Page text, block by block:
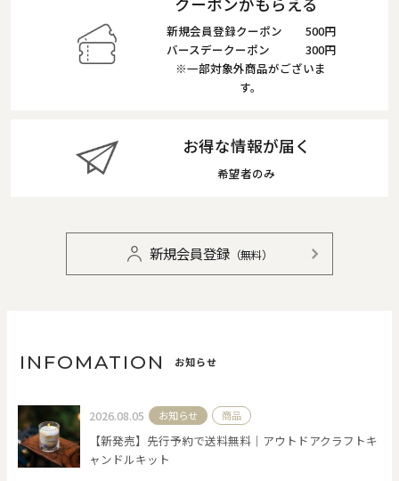
新規会員登録クーポン
500円
バースデークーポン
300円
※一部対象外商品がございま
す。
お得な情報が届く
希望者のみ
新規会員登録（無料）
INFOMATION お知らせ
2026.08.05 お知らせ 商品
【新発売】先行予約で送料無料｜アウトドアクラフトキ
ャンドルキット